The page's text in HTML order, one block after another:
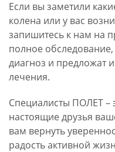
Если вы заметили
колена или у вас
запишитесь к нам на
полное
диагноз и предложат
лечения.
Специалисты ПОЛЕТ –
настоящие друзья
вам вернуть
радость активной